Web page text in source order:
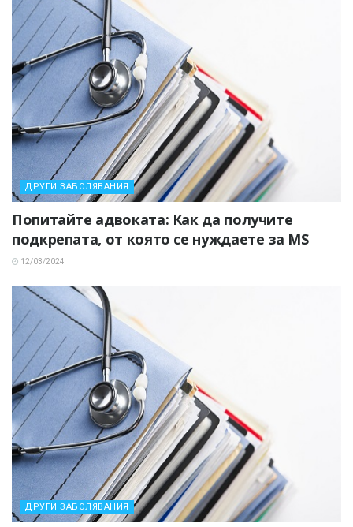
ДРУГИ ЗАБОЛЯВАНИЯ
Попитайте адвоката: Как да получите
подкрепата, от която се нуждаете за MS
12/03/2024
ДРУГИ ЗАБОЛЯВАНИЯ